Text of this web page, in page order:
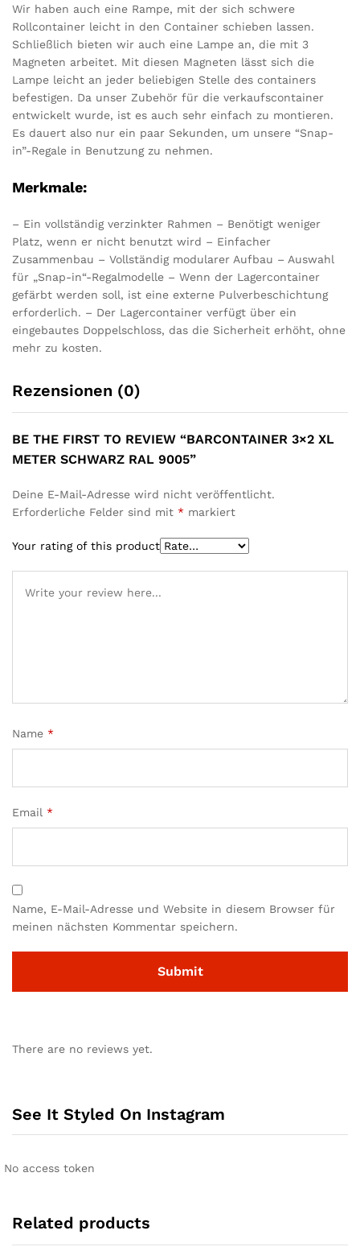
Wir haben auch eine Rampe, mit der sich schwere
Rollcontainer leicht in den Container schieben lassen.
Schließlich bieten wir auch eine Lampe an, die mit 3
Magneten arbeitet. Mit diesen Magneten lässt sich die
Lampe leicht an jeder beliebigen Stelle des containers
befestigen. Da unser Zubehör für die verkaufscontainer
entwickelt wurde, ist es auch sehr einfach zu montieren.
Es dauert also nur ein paar Sekunden, um unsere “Snap-
in”-Regale in Benutzung zu nehmen.
Merkmale:
– Ein vollständig verzinkter Rahmen – Benötigt weniger
Platz, wenn er nicht benutzt wird – Einfacher
Zusammenbau – Vollständig modularer Aufbau – Auswahl
für „Snap-in“-Regalmodelle – Wenn der Lagercontainer
gefärbt werden soll, ist eine externe Pulverbeschichtung
erforderlich. – Der Lagercontainer verfügt über ein
eingebautes Doppelschloss, das die Sicherheit erhöht, ohne
mehr zu kosten.
Rezensionen (0)
BE THE FIRST TO REVIEW “BARCONTAINER 3×2 XL
METER SCHWARZ RAL 9005”
Deine E-Mail-Adresse wird nicht veröffentlicht.
Erforderliche Felder sind mit * markiert
Your rating of this product
Name *
Email *
Name, E-Mail-Adresse und Website in diesem Browser für
meinen nächsten Kommentar speichern.
There are no reviews yet.
See It Styled On Instagram
No access token
Related products